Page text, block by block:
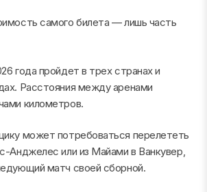
самого билета — лишь часть
года пройдет в трех странах и
Расстояния между аренами
километров.
может потребоваться перелететь
Анджелес или из Майами в Ванкувер,
матч своей сборной.